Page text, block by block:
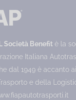
Società Benefit è la
Italiana
dal 1949 è accanto ai
e della